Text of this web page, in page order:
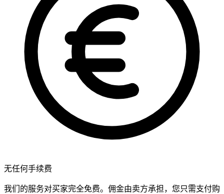
无任何手续费
我们的服务对买家完全免费。佣金由卖方承担，您只需支付购